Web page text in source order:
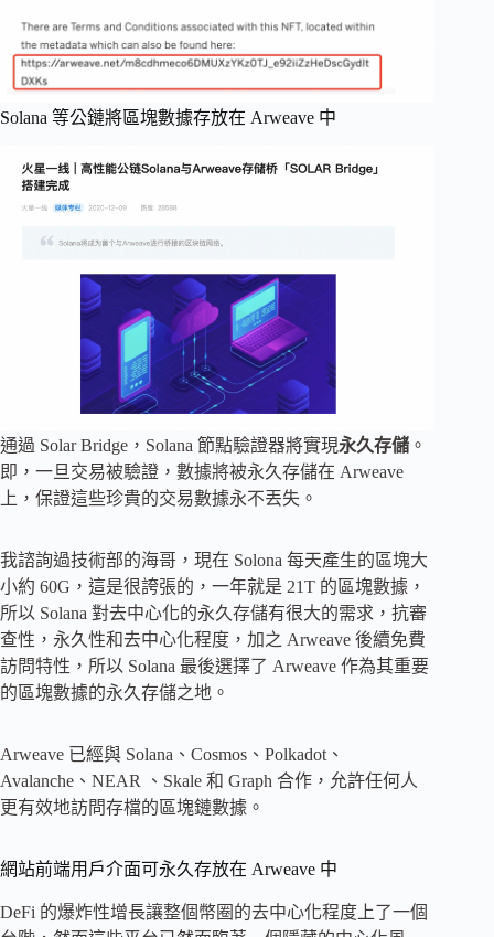
Solana 等公鏈將區塊數據存放在 Arweave 中
通過 Solar Bridge，Solana 節點驗證器將實現永久存儲 。
即，一旦交易被驗證，數據將被永久存儲在 Arweave
上，保證這些珍貴的交易數據永不丟失。
我諮詢過技術部的海哥，現在 Solona 每天產生的區塊大
小約 60G，這是很誇張的，一年就是 21T 的區塊數據，
所以 Solana 對去中心化的永久存儲有很大的需求，抗審
查性，永久性和去中心化程度，加之 Arweave 後續免費
訪問特性，所以 Solana 最後選擇了 Arweave 作為其重要
的區塊數據的永久存儲之地。
Arweave 已經與 Solana、Cosmos、Polkadot、
Avalanche、NEAR 、Skale 和 Graph 合作，允許任何人
更有效地訪問存檔的區塊鏈數據。
網站前端用戶介面可永久存放在 Arweave 中
DeFi 的爆炸性增長讓整個幣圈的去中心化程度上了一個